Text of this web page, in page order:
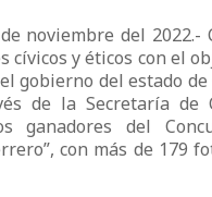
noviembre del
cívicos y éticos con el
gobierno del estado
de la Secretaría de
ganadores del
con más de 179